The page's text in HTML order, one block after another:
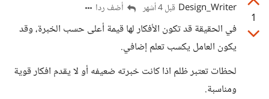
1
Design_Writer قبل 4 أشهر أضف ردا
في الحقيقة قد تكون الأفكار لها قيمة أعلى حسب الخبرة، وقد
يكون العامل يكسب تعلم إضافي.
لحظات تعتبر ظلم اذا كانت خبرته ضعيفه أو لا يقدم افكار قوية
ومناسبة.